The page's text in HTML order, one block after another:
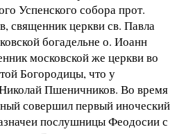
Успенского собора прот.
священник церкви св. Павла
богадельне о. Иоанн
московской же церкви во
Богородицы, что у
Пшеничников. Во время
совершил первый иноческий
послушницы Феодосии с